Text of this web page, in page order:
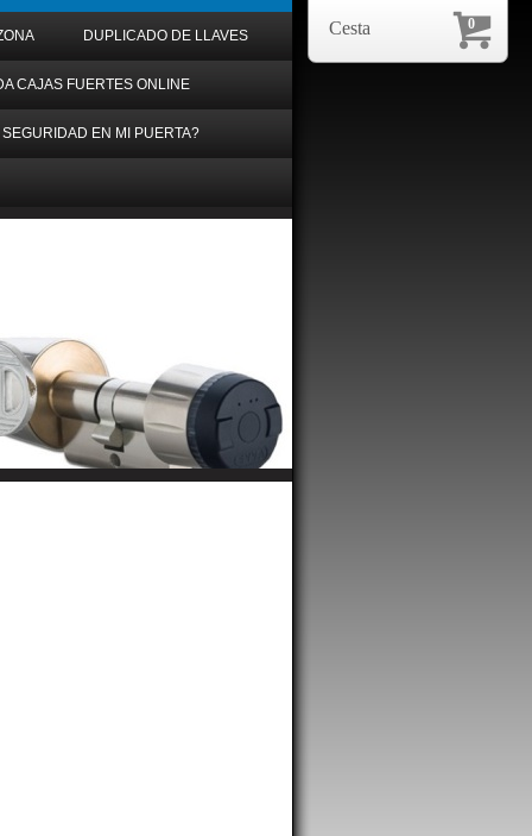
DUPLICADO DE LLAVES
CAJAS FUERTES ONLINE
EN MI PUERTA?
0
Cesta